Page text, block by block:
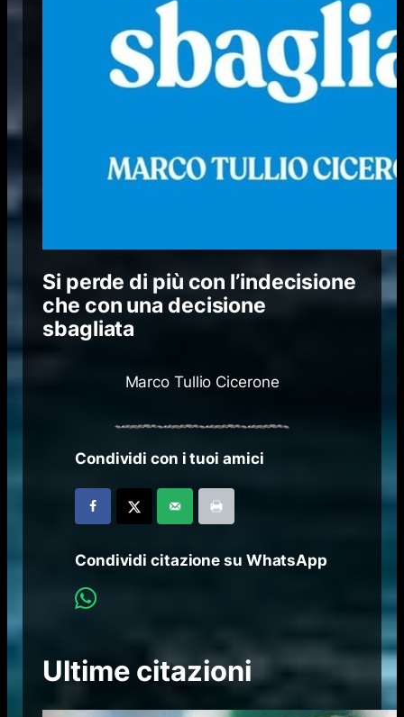
Si perde di più con l’indecisione
che con una decisione
sbagliata
Marco Tullio Cicerone
Condividi con i tuoi amici
Condividi citazione su WhatsApp
Ultime citazioni